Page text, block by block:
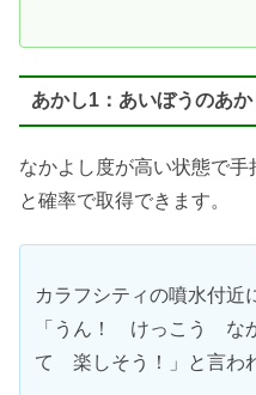
あかし1：あいぼうのあか
なかよし度が高い状態で
と確率で取得できます。
カラフシティの噴水付近
「うん！ けっこう
て 楽しそう！」と言わ